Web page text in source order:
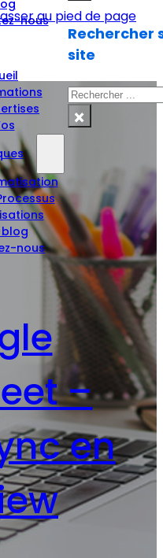
au pied de page
nous
nous
Rechercher
site
Rechercher
×
–
en